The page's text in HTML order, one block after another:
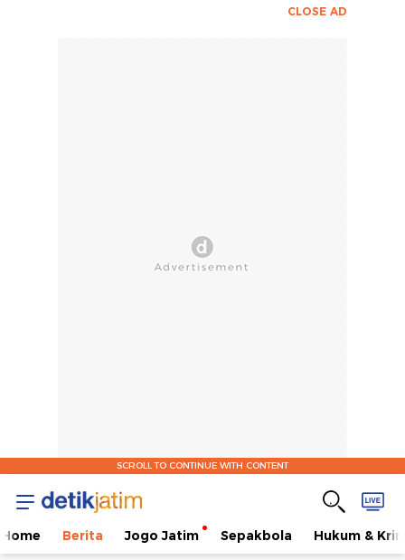
CLOSE AD
SCROLL TO CONTINUE WITH CONTENT
Home Berita Jogo Jatim Sepakbola Hukum &